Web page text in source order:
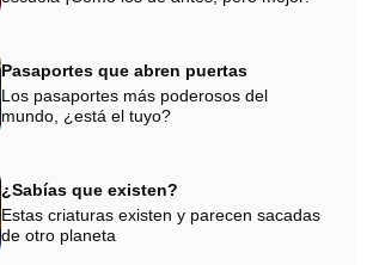
Pasaportes que abren puertas
Los pasaportes más poderosos del
mundo, ¿está el tuyo?
¿Sabías que existen?
Estas criaturas existen y parecen sacadas
de otro planeta